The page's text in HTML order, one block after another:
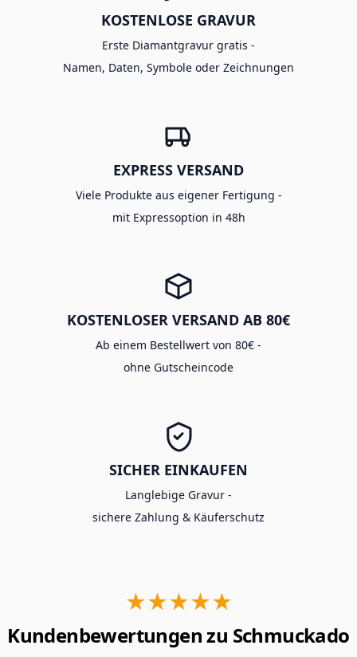
KOSTENLOSE GRAVUR
Erste Diamantgravur gratis -
Namen, Daten, Symbole oder Zeichnungen
EXPRESS VERSAND
Viele Produkte aus eigener Fertigung -
mit Expressoption in 48h
KOSTENLOSER VERSAND AB 80€
Ab einem Bestellwert von 80€ -
ohne Gutscheincode
SICHER EINKAUFEN
Langlebige Gravur -
sichere Zahlung & Käuferschutz
★★★★★
Kundenbewertungen zu Schmuckado